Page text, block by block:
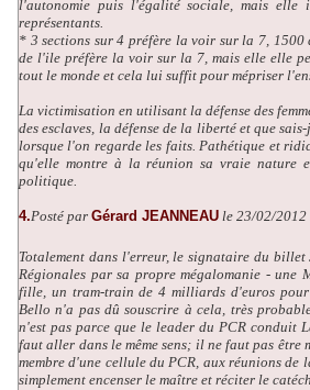
l'autonomie puis l'égalité sociale, mais elle
représentants.
* 3 sections sur 4 préfère la voir sur la 7, 1500
de l'ile préfère la voir sur la 7, mais elle elle
tout le monde et cela lui suffit pour mépriser
La victimisation en utilisant la défense des
des esclaves, la défense de la liberté et que
lorsque l'on regarde les faits. Pathétique et
qu'elle montre à la réunion sa vraie nature
politique.
4.Posté par Gérard JEANNEAU le 23/02/2012
Totalement dans l'erreur, le signataire du billet
Régionales par sa propre mégalomanie - une
fille, un tram-train de 4 milliards d'euros pour
Bello n'a pas dû souscrire à cela, très
n'est pas parce que le leader du PCR conduit
faut aller dans le même sens; il ne faut pas être
membre d'une cellule du PCR, aux réunions de
simplement encenser le maître et réciter le